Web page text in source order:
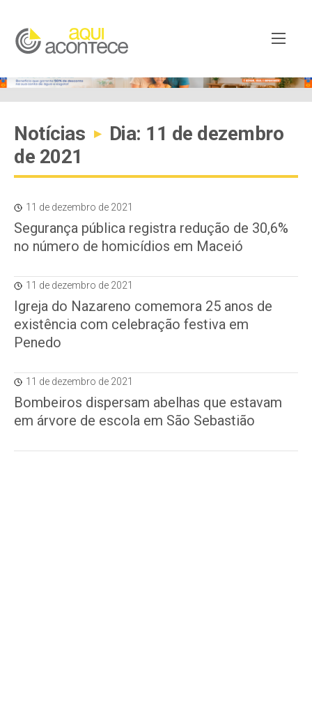
Notícias ▸
Dia: 11 de dezembro
de 2021
11 de dezembro de 2021
Segurança pública registra redução de 30,6%
no número de homicídios em Maceió
11 de dezembro de 2021
Igreja do Nazareno comemora 25 anos de
existência com celebração festiva em
Penedo
11 de dezembro de 2021
Bombeiros dispersam abelhas que estavam
em árvore de escola em São Sebastião